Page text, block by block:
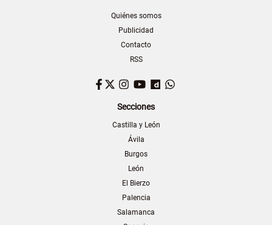
Quiénes somos
Publicidad
Contacto
RSS
Facebook
TwitterInstagram
YouTubeDailymotion
Secciones
Castilla y León
Ávila
Burgos
León
El Bierzo
Palencia
Salamanca